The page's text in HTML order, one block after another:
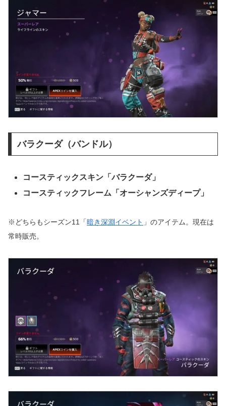
バラクーダ（バンドル）
コースティックスキン「バラクーダ」
コースティックフレーム「オーシャンズディープ」
※どちらもシーズン11「暗き深淵イベント 」のアイテム。現在は
常時販売。